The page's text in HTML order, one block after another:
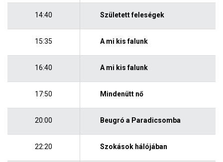
14:40 Született feleségek
15:35 A mi kis falunk
16:40 A mi kis falunk
17:50 Mindenütt nő
20:00 Beugró a Paradicsomba
22:20 Szokások hálójában